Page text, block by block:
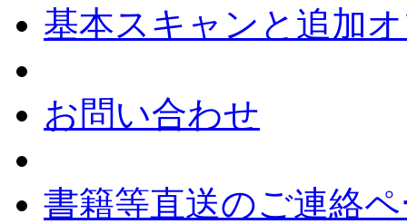
基本スキャンと追加
お問い合わせ
書籍等直送のご連絡